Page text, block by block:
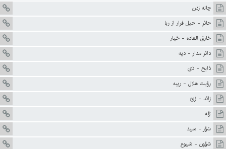
چانه زدن
حائر - حيل فرار از ربا
خارق العاده - خيار
دائر مدار - ديه
ذابح - ذى
رؤيت هلال - ريبه
زائد - زىّ
ژله
سُؤر - سيد
شؤون - شيوع